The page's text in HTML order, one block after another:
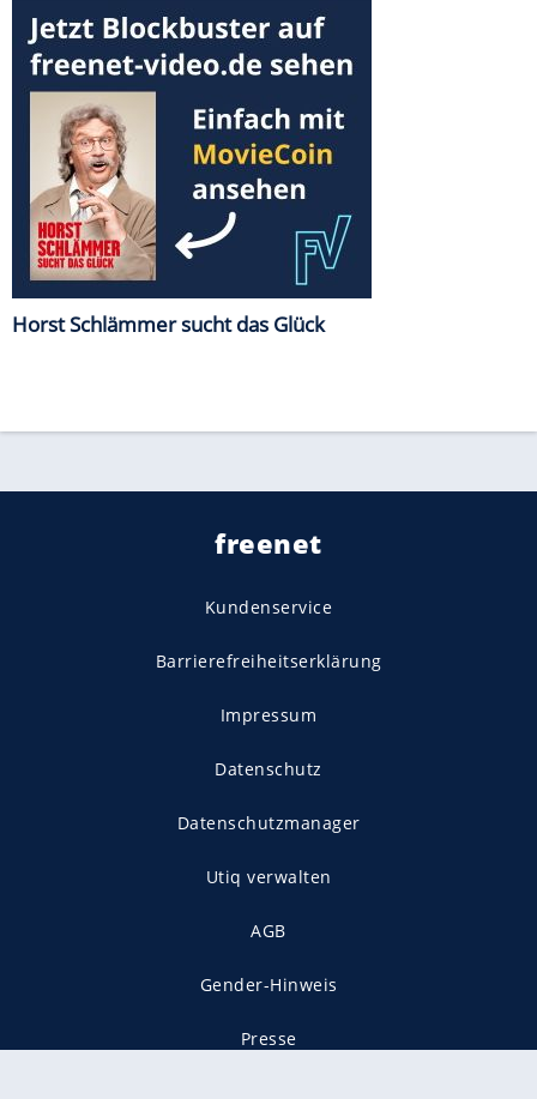
Horst Schlämmer sucht das Glück
freenet
Kundenservice
Barrierefreiheitserklärung
Impressum
Datenschutz
Datenschutzmanager
Utiq verwalten
AGB
Gender-Hinweis
Presse